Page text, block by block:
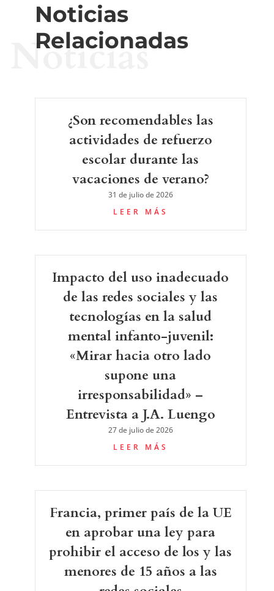
Noticias
Relacionadas
Noticias
¿Son recomendables las
actividades de refuerzo
escolar durante las
vacaciones de verano?
31 de julio de 2026
LEER MÁS
Impacto del uso inadecuado
de las redes sociales y las
tecnologías en la salud
mental infanto-juvenil:
«Mirar hacia otro lado
supone una
irresponsabilidad» –
Entrevista a J.A. Luengo
27 de julio de 2026
LEER MÁS
Francia, primer país de la UE
en aprobar una ley para
prohibir el acceso de los y las
menores de 15 años a las